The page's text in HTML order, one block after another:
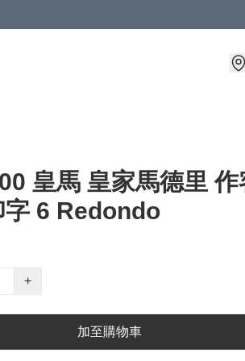
皇馬 皇家馬德里 作
字 6 Redondo
+
加至購物車